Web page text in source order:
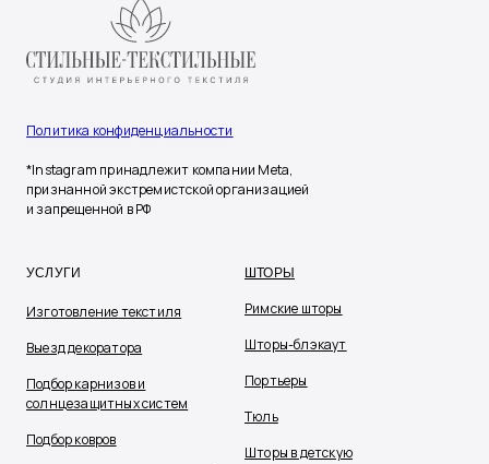
Политика конфиденциальности
*Instagram принадлежит компании Meta,
признанной экстремистской организацией
и запрещенной в РФ
УСЛУГИ
Изготовление текстиля
Выезд декоратора
Подбор карнизов и
солнцезащитных систем
Подбор ковров
ШТОРЫ
Римские шторы
Шторы-блэкаут
Портьеры
Тюль
Шторы в детскую